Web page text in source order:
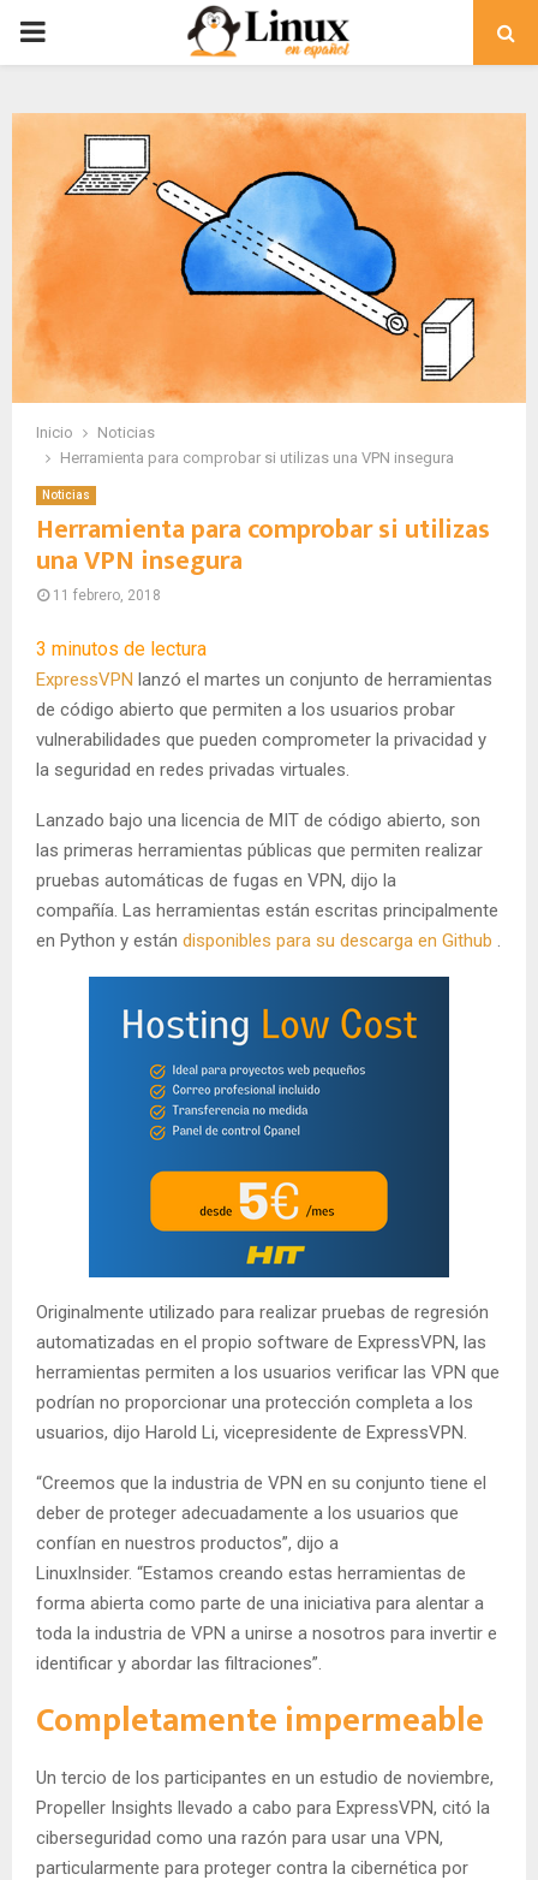
PRIMARY
Inicio
Noticias
Herramienta para comprobar si utilizas una VPN insegura
Noticias
Herramienta para comprobar si utilizas
una VPN insegura
11 febrero, 2018
3 minutos de lectura
ExpressVPN lanzó el martes un conjunto de herramientas
de código abierto que permiten a los usuarios probar
vulnerabilidades que pueden comprometer la privacidad y
la seguridad en redes privadas virtuales.
Lanzado bajo una licencia de MIT de código abierto, son
las primeras herramientas públicas que permiten realizar
pruebas automáticas de fugas en VPN, dijo la
compañía. Las herramientas están escritas principalmente
en Python y están disponibles para su descarga en Github
Originalmente utilizado para realizar pruebas de regresión
automatizadas en el propio software de ExpressVPN, las
herramientas permiten a los usuarios verificar las VPN que
podrían no proporcionar una protección completa a los
usuarios, dijo Harold Li, vicepresidente de ExpressVPN.
“Creemos que la industria de VPN en su conjunto tiene el
deber de proteger adecuadamente a los usuarios que
confían en nuestros productos”, dijo a
LinuxInsider. “Estamos creando estas herramientas de
forma abierta como parte de una iniciativa para alentar a
toda la industria de VPN a unirse a nosotros para invertir e
identificar y abordar las filtraciones”.
Completamente impermeable
Un tercio de los participantes en un estudio de noviembre,
Propeller Insights llevado a cabo para ExpressVPN, citó la
ciberseguridad como una razón para usar una VPN,
particularmente para proteger contra la cibernética por